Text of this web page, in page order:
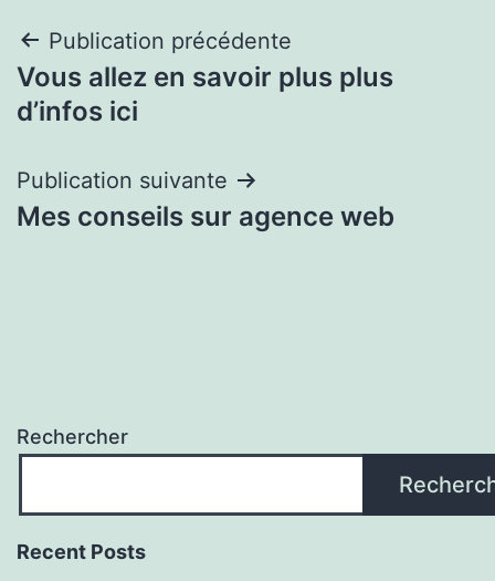
Navigation
de
Publication précédente
Vous allez en savoir plus plus
d’infos ici
Publication suivante
Mes conseils sur agence web
Rechercher
Recent Posts